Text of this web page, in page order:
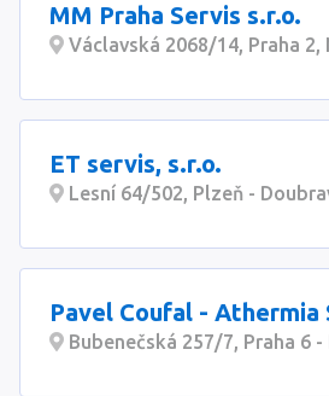
MM Praha Servis s.r.o.
Václavská 2068/14, Praha 2,
ET servis, s.r.o.
Lesní 64/502, Plzeň -
Pavel Coufal - Athermia
Bubenečská 257/7, Praha 6 -